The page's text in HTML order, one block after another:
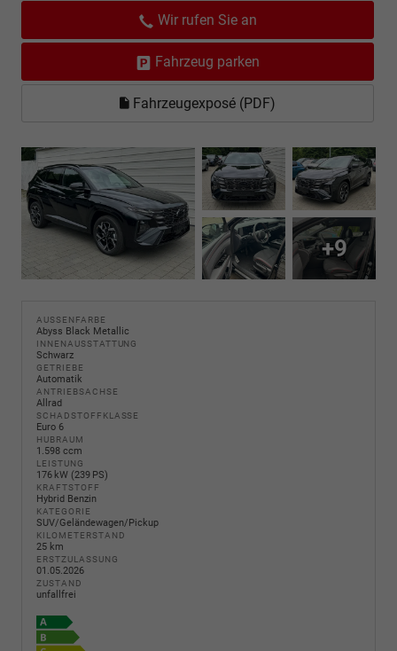
Wir rufen Sie an
Fahrzeug parken
Fahrzeugexposé (PDF)
+9
AUSSENFARBE
Abyss Black Metallic
INNENAUSSTATTUNG
Schwarz
GETRIEBE
Automatik
ANTRIEBSACHSE
Allrad
SCHADSTOFFKLASSE
Euro 6
HUBRAUM
1.598 ccm
LEISTUNG
176 kW (239 PS)
KRAFTSTOFF
Hybrid Benzin
KATEGORIE
SUV/Geländewagen/Pickup
KILOMETERSTAND
25 km
ERSTZULASSUNG
01.05.2026
ZUSTAND
unfallfrei